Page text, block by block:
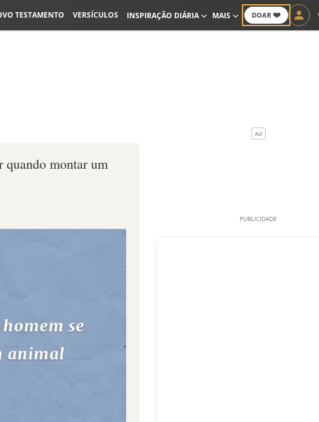
DOAR ❤️
TESTAMENTO VERSÍCULOS INSPIRAÇÃO DIÁRIA MAIS
quando mon­tar um